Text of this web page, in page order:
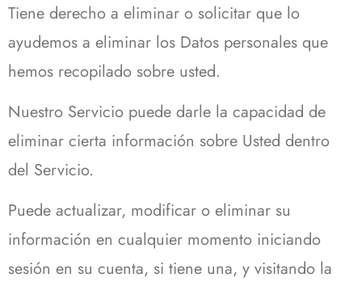
Tiene derecho a eliminar o solicitar que lo
ayudemos a eliminar los Datos personales que
hemos recopilado sobre usted.
Nuestro Servicio puede darle la capacidad de
eliminar cierta información sobre Usted dentro
del Servicio.
Puede actualizar, modificar o eliminar su
información en cualquier momento iniciando
sesión en su cuenta, si tiene una, y visitando la